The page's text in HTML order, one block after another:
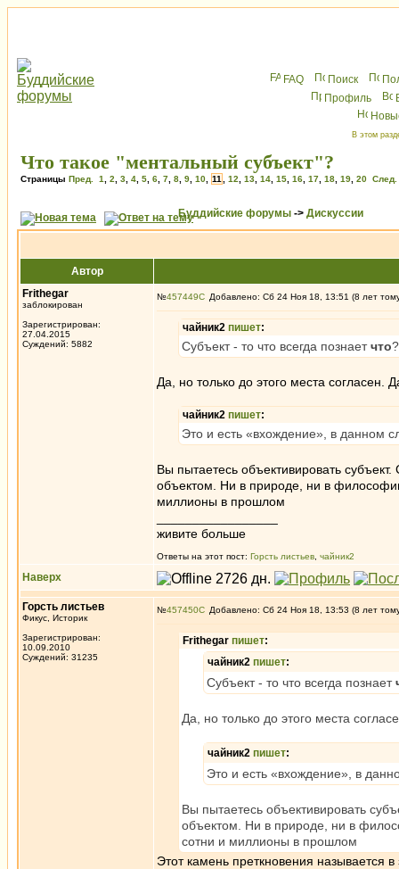
FAQ Поиск
Профиль
В этом
Что такое "ментальный субъект"?
Страницы Пред. 1 2 3 4 5 6 7 8 9 10 11 12 13 14 15 16 17 18 19 20 След.
Буддийские форумы -> Дискуссии
Автор
Frithegar
заблокирован
Зарегистрирован:
27.04.2015
Суждений: 5882
№457449 Добавлено: Сб 24 Ноя 18, 13:51 (8 лет
чайник2 пишет:
Субъект - то что всегда познаетчто
Да, но только до этого места согласен.
чайник2 пишет:
Это и есть «вхождение», в данном
Вы пытаетесь объективировать
объектом. Ни в природе, ни в
миллионы в прошлом
живите больше
Ответы на этот пост: Горсть листьев чайник2
Наверх
Горсть листьев
Фикус, Историк
Зарегистрирован:
10.09.2010
Суждений: 31235
№457450 Добавлено: Сб 24 Ноя 18, 13:53 (8 лет
Frithegar пишет:
чайник2 пишет:
Субъект - то что всегда познает
Да, но только до этого места
чайник2 пишет:
Это и есть «вхождение», в
Вы пытаетесь объективировать
объектом. Ни в природе, ни в
сотни и миллионы в прошлом
Этот камень преткновения